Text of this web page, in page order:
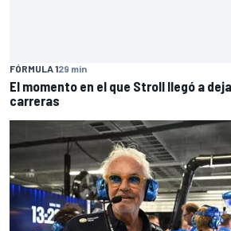
FÓRMULA 129 min
El momento en el que Stroll llegó a
carreras